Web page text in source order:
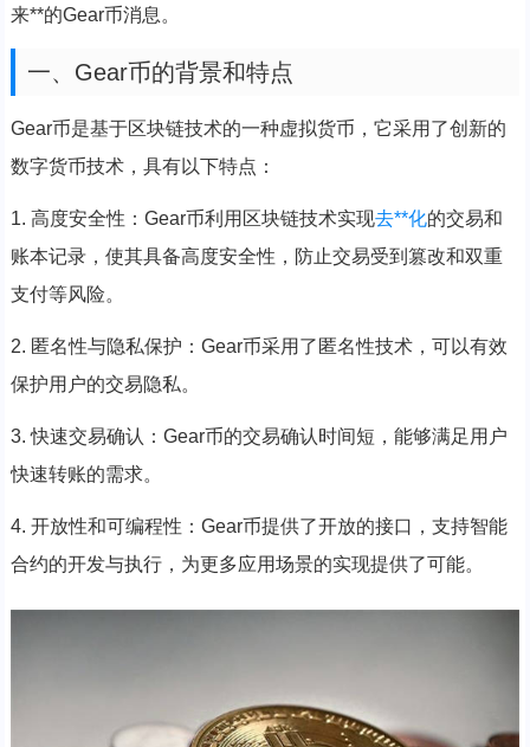
来**的Gear币消息。
一、Gear币的背景和特点
Gear币是基于区块链技术的一种虚拟货币，它采用了创新的
数字货币技术，具有以下特点：
1. 高度安全性：Gear币利用区块链技术实现去**化的交易和
账本记录，使其具备高度安全性，防止交易受到篡改和双重
支付等风险。
2. 匿名性与隐私保护：Gear币采用了匿名性技术，可以有效
保护用户的交易隐私。
3. 快速交易确认：Gear币的交易确认时间短，能够满足用户
快速转账的需求。
4. 开放性和可编程性：Gear币提供了开放的接口，支持智能
合约的开发与执行，为更多应用场景的实现提供了可能。